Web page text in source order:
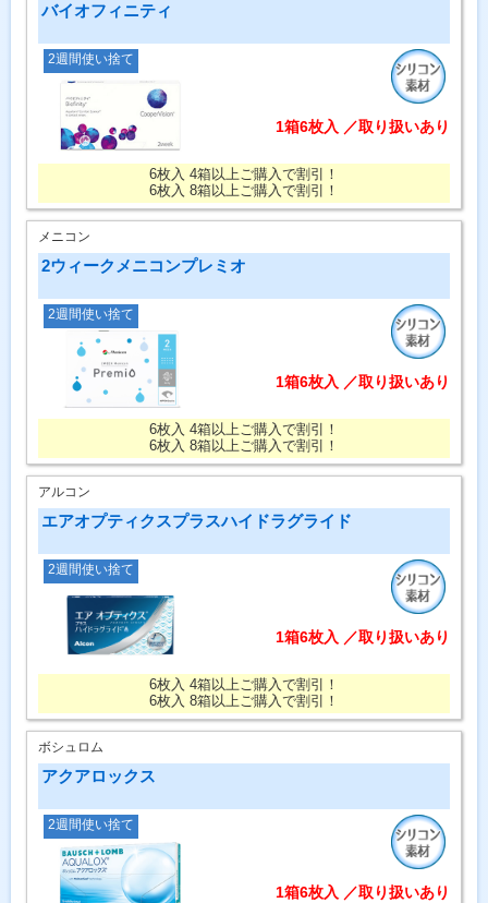
バイオフィニティ
2週間使い捨て
1箱6枚入 ／取り扱いあり
6枚入 4箱以上ご購入で割引！
6枚入 8箱以上ご購入で割引！
メニコン
2ウィークメニコンプレミオ
2週間使い捨て
1箱6枚入 ／取り扱いあり
6枚入 4箱以上ご購入で割引！
6枚入 8箱以上ご購入で割引！
アルコン
エアオプティクスプラスハイドラグライド
2週間使い捨て
1箱6枚入 ／取り扱いあり
6枚入 4箱以上ご購入で割引！
6枚入 8箱以上ご購入で割引！
ボシュロム
アクアロックス
2週間使い捨て
1箱6枚入 ／取り扱いあり